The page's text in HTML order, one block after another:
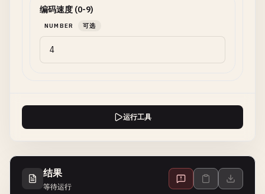
编码速度 (0-9)
NUMBER 可选
运行工具
结果
等待运行